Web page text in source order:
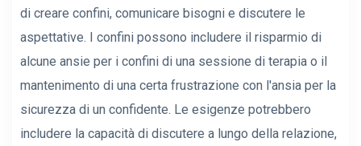
di creare confini, comunicare bisogni e discutere le
aspettative. I confini possono includere il risparmio di
alcune ansie per i confini di una sessione di terapia o il
mantenimento di una certa frustrazione con l'ansia per la
sicurezza di un confidente. Le esigenze potrebbero
includere la capacità di discutere a lungo della relazione,